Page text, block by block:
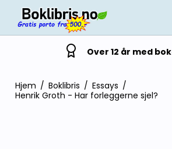
Over 12 år med
Hjem / Boklibris / Essays /
Henrik Groth - Har forleggerne sjel?